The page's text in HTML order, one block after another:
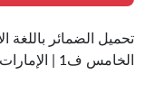
تحميل الضمائر باللغة
الخامس ف1 | الإمارات